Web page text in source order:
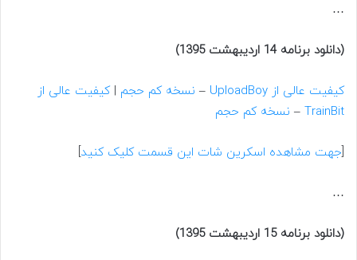
…
(دانلود برنامه 14 اردیبهشت 1395)
کیفیت عالی از UploadBoy – نسخه کم حجم |کیفیت عالی از
TrainBit
– نسخه کم حجم
[جهت مشاهده اسکرین شات این قسمت کلیک کنید]
…
(دانلود برنامه 15 اردیبهشت 1395)